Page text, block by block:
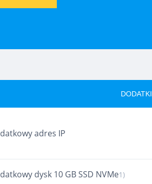
DODATKI
adres IP
dysk 10 GB SSD NVMe1)